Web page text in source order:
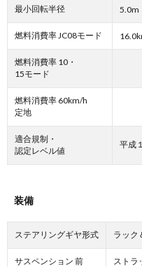
最小回転半径 5.0m
燃料消費率 JC08モード
燃料消費率 10・
15モード
燃料消費率 60km/h
定地
適合規制・
認定レベル値
平成
装備
ステアリングギヤ形式 ラック
サスペンション 前 ストラ